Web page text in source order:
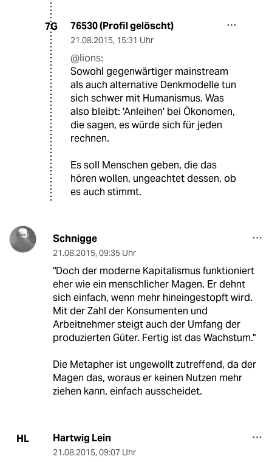
7G 76530 (Profil gelöscht)
21.08.2015, 15:31 Uhr
@lions:
Sowohl gegenwärtiger mainstream
als auch alternative Denkmodelle tun
sich schwer mit Humanismus. Was
also bleibt: 'Anleihen' bei Ökonomen,
die sagen, es würde sich für jeden
rechnen.
Es soll Menschen geben, die das
hören wollen, ungeachtet dessen, ob
es auch stimmt.
Schnigge
21.08.2015, 09:35 Uhr
"Doch der moderne Kapitalismus funktioniert
eher wie ein menschlicher Magen. Er dehnt
sich einfach, wenn mehr hineingestopft wird.
Mit der Zahl der Konsumenten und
Arbeitnehmer steigt auch der Umfang der
produzierten Güter. Fertig ist das Wachstum."
Die Metapher ist ungewollt zutreffend, da der
Magen das, woraus er keinen Nutzen mehr
ziehen kann, einfach ausscheidet.
HL Hartwig Lein
21.08.2015, 09:07 Uhr